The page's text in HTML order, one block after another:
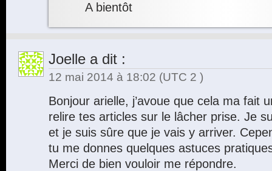
A bientôt
Joelle a dit :
12 mai 2014 à 18:02 (UTC 2 )
Bonjour arielle, j’avoue que cela ma fait
relire tes articles sur le lâcher prise. Je
et je suis sûre que je vais y arriver.
tu me donnes quelques astuces
Merci de bien vouloir me répondre.